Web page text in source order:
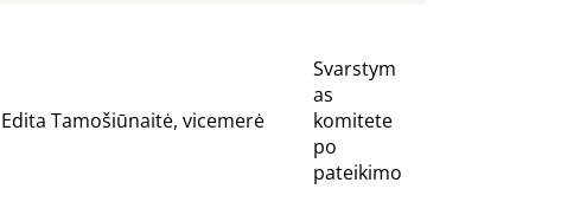
Edita Tamošiūnaitė, vicemerė
Svarstym
as
komitete
po
pateikimo